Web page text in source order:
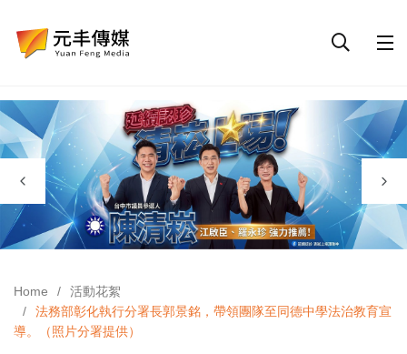
Home
活動花絮
法務部彰化執行分署長郭景銘，帶領團隊至同德中學法治教育宣
導。（照片分署提供）